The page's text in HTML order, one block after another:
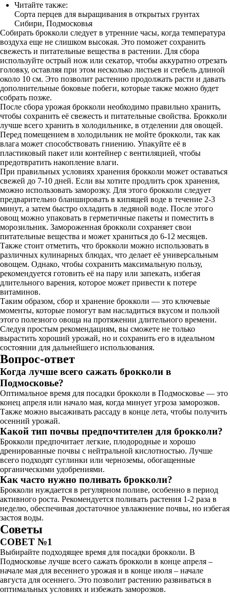
Читайте также:
Сорта перцев для выращивания в открытых грунтах
Сибири, Подмосковья
Собирать брокколи следует в утренние часы, когда температура
воздуха еще не слишком высокая. Это поможет сохранить
свежесть и питательные вещества в растении. Для сбора
используйте острый нож или секатор, чтобы аккуратно отрезать
головку, оставляя при этом несколько листьев и стебель длиной
около 10 см. Это позволит растению продолжать расти и давать
дополнительные боковые побеги, которые также можно будет
собрать позже.
После сбора урожая брокколи необходимо правильно хранить,
чтобы сохранить её свежесть и питательные свойства. Брокколи
лучше всего хранить в холодильнике, в отделении для овощей.
Перед помещением в холодильник не мойте брокколи, так как
влага может способствовать гниению. Упакуйте её в
пластиковый пакет или контейнер с вентиляцией, чтобы
предотвратить накопление влаги.
При правильных условиях хранения брокколи может оставаться
свежей до 7-10 дней. Если вы хотите продлить срок хранения,
можно использовать заморозку. Для этого брокколи следует
предварительно бланшировать в кипящей воде в течение 2-3
минут, а затем быстро охладить в ледяной воде. После этого
овощ можно упаковать в герметичные пакеты и поместить в
морозильник. Замороженная брокколи сохраняет свои
питательные вещества и может храниться до 6-12 месяцев.
Также стоит отметить, что брокколи можно использовать в
различных кулинарных блюдах, что делает её универсальным
овощем. Однако, чтобы сохранить максимальную пользу,
рекомендуется готовить её на пару или запекать, избегая
длительного варения, которое может привести к потере
витаминов.
Таким образом, сбор и хранение брокколи — это ключевые
моменты, которые помогут вам насладиться вкусом и пользой
этого полезного овоща на протяжении длительного времени.
Следуя простым рекомендациям, вы сможете не только
вырастить хороший урожай, но и сохранить его в идеальном
состоянии для дальнейшего использования.
Вопрос-ответ
Когда лучше всего сажать брокколи в
Подмосковье?
Оптимальное время для посадки брокколи в Подмосковье — это
конец апреля или начало мая, когда минует угроза заморозков.
Также можно высаживать рассаду в конце лета, чтобы получить
осенний урожай.
Какой тип почвы предпочтителен для брокколи?
Брокколи предпочитает легкие, плодородные и хорошо
дренированные почвы с нейтральной кислотностью. Лучше
всего подходят суглинки или черноземы, обогащенные
органическими удобрениями.
Как часто нужно поливать брокколи?
Брокколи нуждается в регулярном поливе, особенно в период
активного роста. Рекомендуется поливать растения 1-2 раза в
неделю, обеспечивая достаточное увлажнение почвы, но избегая
застоя воды.
Советы
СОВЕТ №1
Выбирайте подходящее время для посадки брокколи. В
Подмосковье лучше всего сажать брокколи в конце апреля –
начале мая для весеннего урожая и в конце июля – начале
августа для осеннего. Это позволит растению развиваться в
оптимальных условиях и избежать заморозков.